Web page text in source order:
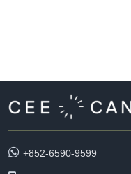
+852-6590-9599